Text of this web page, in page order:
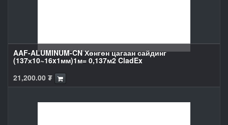
AAF-ALUMINUM-CN Хөнгөн цагаан сайдинг
(137х10~16x1мм)1м= 0,137м2 CladEx
21,200.00 ₮